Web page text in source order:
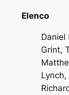
Elenco
Daniel
Grint,